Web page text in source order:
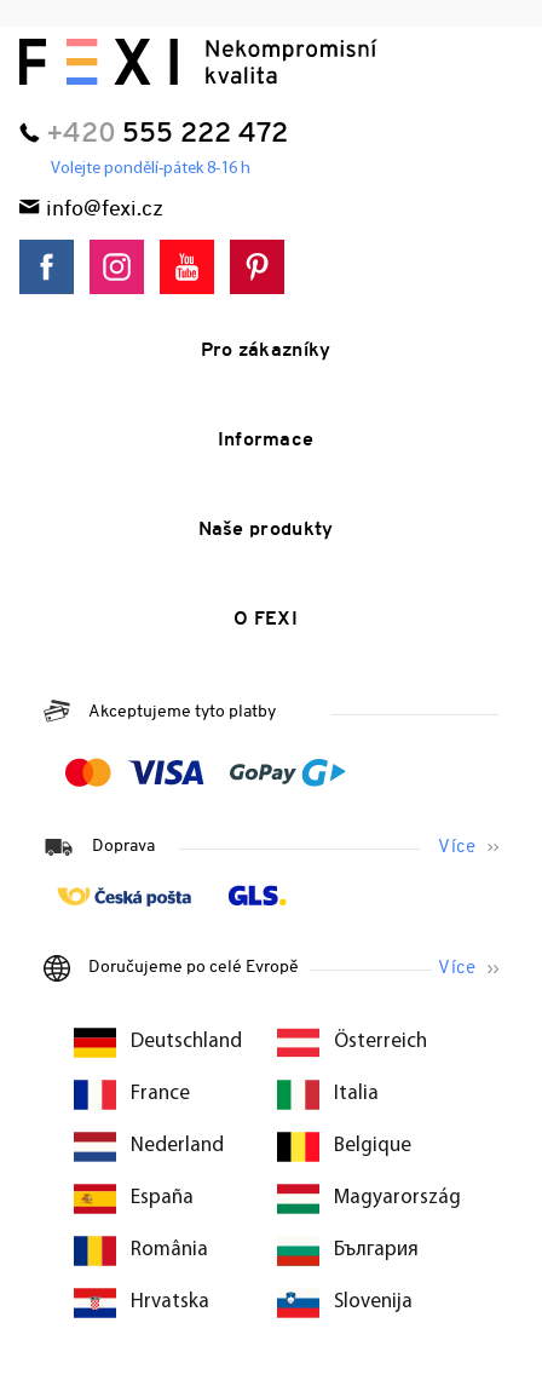
+420 555 222 472
Volejte pondělí-pátek 8-16 h
info@fexi.cz
Pro zákazníky
Informace
Naše produkty
O FEXI
Akceptujeme tyto platby
Doprava
Doručujeme po celé Evropě
Deutschland Österreich
France Italia
Nederland Belgique
España Magyarország
România България
Hrvatska Slovenija